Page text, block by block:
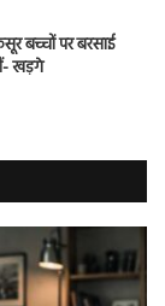
बच्चों पर बरसाई
खड़गे